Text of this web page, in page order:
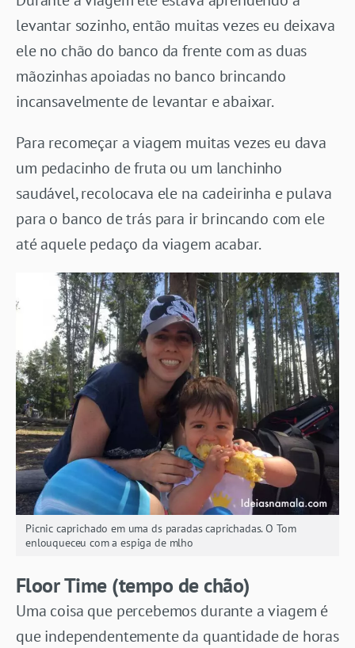
levantar sozinho, então muitas vezes eu deixava
ele no chão do banco da frente com as duas
mãozinhas apoiadas no banco brincando
incansavelmente de levantar e abaixar.
Para recomeçar a viagem muitas vezes eu dava
um pedacinho de fruta ou um lanchinho
saudável, recolocava ele na cadeirinha e pulava
para o banco de trás para ir brincando com ele
até aquele pedaço da viagem acabar.
Picnic caprichado em uma ds paradas caprichadas. O Tom
enlouqueceu com a espiga de mlho
Floor Time (tempo de chão)
Uma coisa que percebemos durante a viagem é
que independentemente da quantidade de horas